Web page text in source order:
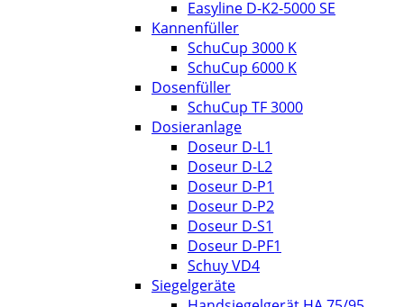
Easyline D-K2-5000 SE
Kannenfüller
SchuCup 3000 K
SchuCup 6000 K
Dosenfüller
SchuCup TF 3000
Dosieranlage
Doseur D-L1
Doseur D-L2
Doseur D-P1
Doseur D-P2
Doseur D-S1
Doseur D-PF1
Schuy VD4
Siegelgeräte